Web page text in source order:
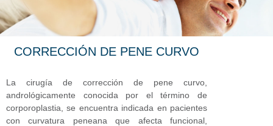
CORRECCIÓN DE PENE CURVO
La cirugía de corrección de pene curvo,
andrológicamente conocida por el término de
corporoplastia, se encuentra indicada en pacientes
con curvatura peneana que afecta funcional,